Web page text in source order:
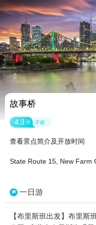
故事桥
4.3 分 不错
查看景点简介及开放时间
State Route 15, New Farm
一日游
【布里斯班出发】布里斯
